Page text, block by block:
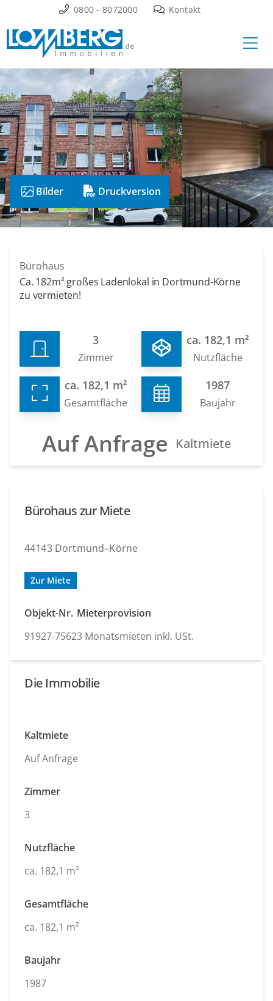
Inhalt
springen
0800 - 8072000 Kontakt
Bilder Druckversion
Bürohaus
Ca. 182m² großes Ladenlokal in Dortmund-Körne
zu vermieten!
3
Zimmer
ca. 182,1 m²
Nutzfläche
ca. 182,1 m²
Gesamtfläche
1987
Baujahr
Auf Anfrage Kaltmiete
Bürohaus zur Miete
44143 Dortmund–Körne
Zur Miete
Objekt-Nr.
91927-7562
Mieterprovision
3 Monatsmieten inkl. USt.
Die Immobilie
Kaltmiete
Auf Anfrage
Zimmer
3
Nutzfläche
ca. 182,1 m²
Gesamtfläche
ca. 182,1 m²
Baujahr
1987